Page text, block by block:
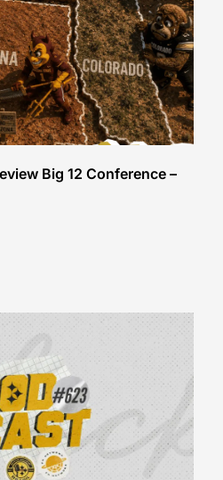
Big 12 Conference –